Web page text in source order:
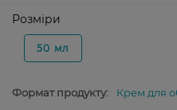
Розміри
50 мл
Формат продукту:
Крем для